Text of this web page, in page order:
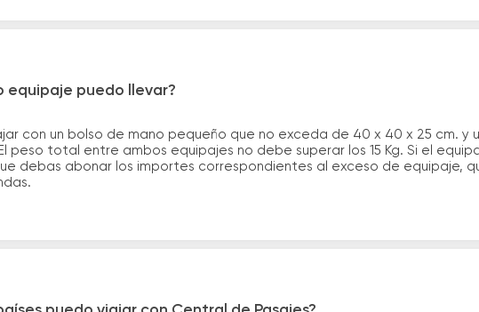
equipaje puedo llevar?
con un bolso de mano pequeño que no exceda de 40 x 40 x 25 cm. y
peso total entre ambos equipajes no debe superar los 15 Kg. Si el
debas abonar los importes correspondientes al exceso de equipaje,